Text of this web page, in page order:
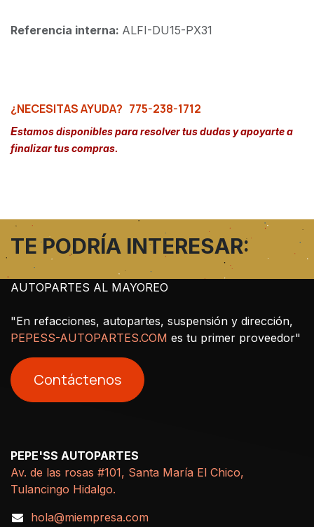
Referencia interna: ALFI-DU15-PX31
¿NECESITAS AYUDA? 775-238-1712
Estamos disponibles para resolver tus dudas y apoyarte a
finalizar tus compras.
TE PODRÍA INTERESAR:
AUTOPARTES AL MAYOREO
"En refacciones, autopartes, suspensión y dirección,
PEPESS-AUTOPARTES.COM es tu primer proveedor"
Contáctenos
PEPE'SS AUTOPARTES
Av. de las rosas #101, Santa María El Chico,
Tulancingo Hidalgo.
hola@miempresa.com